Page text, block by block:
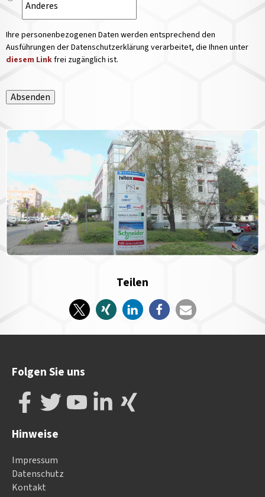
Ihre personenbezogenen Daten werden entsprechend den
Ausführungen der Datenschutzerklärung verarbeitet, die Ihnen unter
diesem Linkfrei zugänglich ist.
Absenden
Teilen
Folgen Sie uns
Hinweise
Impressum
Datenschutz
Kontakt